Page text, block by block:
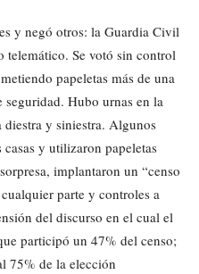
y negó otros: la Guardia Civil
Se votó sin control
papeletas más de una
Hubo urnas en la
diestra y siniestra. Algunos
y utilizaron papeletas
implantaron un “censo
parte y controles a
del discurso en el cual el
participó un 47% del censo;
75% de la elección